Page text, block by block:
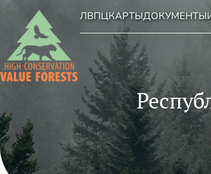
ЛВПЦКАРТЫДОКУМЕНТЫ